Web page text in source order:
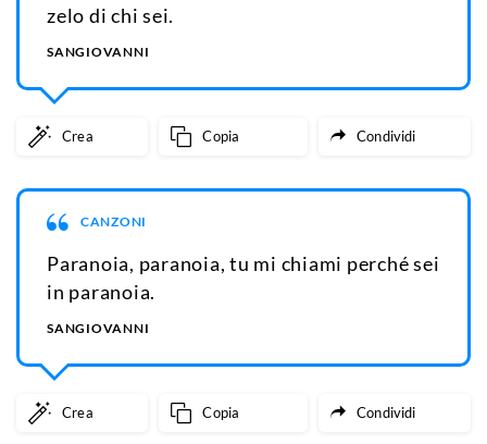
zelo di chi sei.
SANGIOVANNI
Crea Copia Condividi
CANZONI
Paranoia, paranoia, tu mi chiami perché sei
in paranoia.
SANGIOVANNI
Crea Copia Condividi